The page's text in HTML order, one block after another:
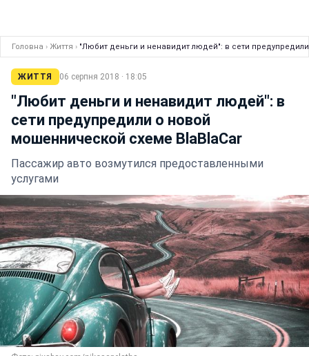
Головна › Життя › "Любит деньги и ненавидит людей": в сети
ЖИТТЯ 06 серпня 2018 · 18:05
"Любит деньги и ненавидит людей": в
сети предупредили о новой
мошеннической схеме BlaBlaCar
Пассажир авто возмутился предоставленными
услугами